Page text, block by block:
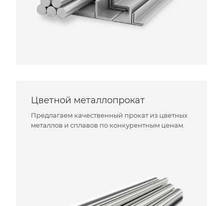
Цветной металлопрокат
Предлагаем качественный прокат из цветных
металлов и сплавов по конкурентным ценам.